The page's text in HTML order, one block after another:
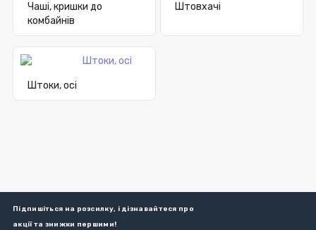
Чаші, кришки до
комбайнів
Штовхачі
Штоки, осі
Підпишіться на розсилку, і дізнавайтеся про
акції та знижки першими!